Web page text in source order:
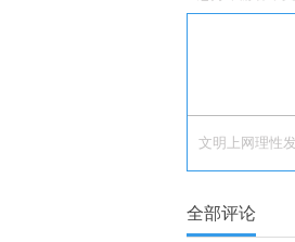
文明上网理性
全部评论